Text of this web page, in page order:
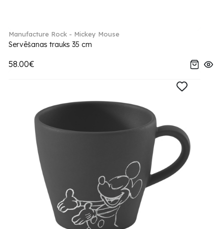
Manufacture Rock - Mickey Mouse
Servēšanas trauks 35 cm
58.00€